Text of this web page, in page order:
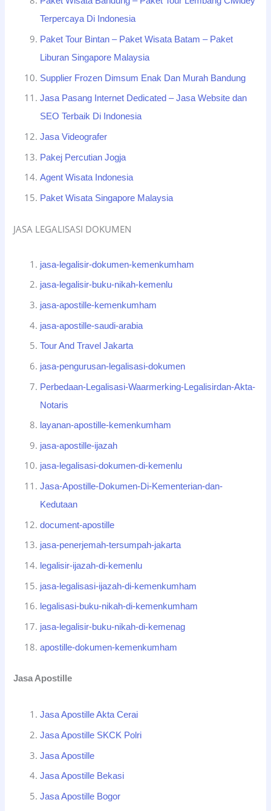
Terpercaya Di Indonesia
Paket Tour Bintan – Paket Wisata Batam – Paket
Liburan Singapore Malaysia
Supplier Frozen Dimsum Enak Dan Murah Bandung
Jasa Pasang Internet Dedicated – Jasa Website dan
SEO Terbaik Di Indonesia
Jasa Videografer
Pakej Percutian Jogja
Agent Wisata Indonesia
Paket Wisata Singapore Malaysia
JASA LEGALISASI DOKUMEN
jasa-legalisir-dokumen-kemenkumham
jasa-legalisir-buku-nikah-kemenlu
jasa-apostille-kemenkumham
jasa-apostille-saudi-arabia
Tour And Travel Jakarta
jasa-pengurusan-legalisasi-dokumen
Perbedaan-Legalisasi-Waarmerking-Legalisirdan-Akta-
Notaris
layanan-apostille-kemenkumham
jasa-apostille-ijazah
jasa-legalisasi-dokumen-di-kemenlu
Jasa-Apostille-Dokumen-Di-Kementerian-dan-
Kedutaan
document-apostille
jasa-penerjemah-tersumpah-jakarta
legalisir-ijazah-di-kemenlu
jasa-legalisasi-ijazah-di-kemenkumham
legalisasi-buku-nikah-di-kemenkumham
jasa-legalisir-buku-nikah-di-kemenag
apostille-dokumen-kemenkumham
Jasa Apostille
Jasa Apostille Akta Cerai
Jasa Apostille SKCK Polri
Jasa Apostille
Jasa Apostille Bekasi
Jasa Apostille Bogor